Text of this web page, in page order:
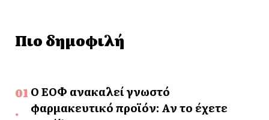
Πιο δημοφιλή
Ο ΕΟΦ ανακαλεί γνωστό
φαρμακευτικό προϊόν: Αν το έχετε